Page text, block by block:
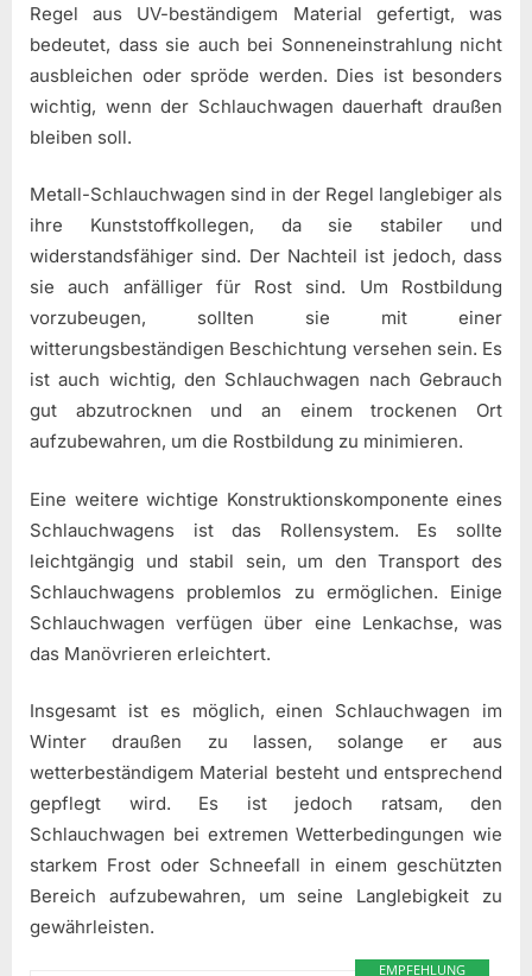
Regel aus UV-beständigem Material gefertigt, was
bedeutet, dass sie auch bei Sonneneinstrahlung nicht
ausbleichen oder spröde werden. Dies ist besonders
wichtig, wenn der Schlauchwagen dauerhaft draußen
bleiben soll.
Metall-Schlauchwagen sind in der Regel langlebiger als
ihre Kunststoffkollegen, da sie stabiler und
widerstandsfähiger sind. Der Nachteil ist jedoch, dass
sie auch anfälliger für Rost sind. Um Rostbildung
vorzubeugen, sollten sie mit einer
witterungsbeständigen Beschichtung versehen sein. Es
ist auch wichtig, den Schlauchwagen nach Gebrauch
gut abzutrocknen und an einem trockenen Ort
aufzubewahren, um die Rostbildung zu minimieren.
Eine weitere wichtige Konstruktionskomponente eines
Schlauchwagens ist das Rollensystem. Es sollte
leichtgängig und stabil sein, um den Transport des
Schlauchwagens problemlos zu ermöglichen. Einige
Schlauchwagen verfügen über eine Lenkachse, was
das Manövrieren erleichtert.
Insgesamt ist es möglich, einen Schlauchwagen im
Winter draußen zu lassen, solange er aus
wetterbeständigem Material besteht und entsprechend
gepflegt wird. Es ist jedoch ratsam, den
Schlauchwagen bei extremen Wetterbedingungen wie
starkem Frost oder Schneefall in einem geschützten
Bereich aufzubewahren, um seine Langlebigkeit zu
gewährleisten.
EMPFEHLUNG